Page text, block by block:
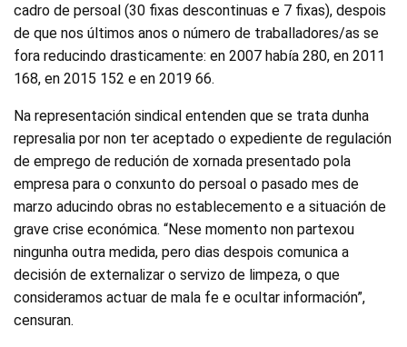
cadro de persoal (30 fixas descontinuas e 7 fixas), despois
de que nos últimos anos o número de traballadores/as se
fora reducindo drasticamente: en 2007 había 280, en 2011
168, en 2015 152 e en 2019 66.
Na representación sindical entenden que se trata dunha
represalia por non ter aceptado o expediente de regulación
de emprego de redución de xornada presentado pola
empresa para o conxunto do persoal o pasado mes de
marzo aducindo obras no establecemento e a situación de
grave crise económica. “Nese momento non partexou
ningunha outra medida, pero dias despois comunica a
decisión de externalizar o servizo de limpeza, o que
consideramos actuar de mala fe e ocultar información”,
censuran.